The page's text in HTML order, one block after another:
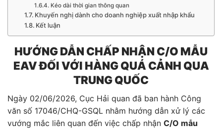
Kéo dài thời gian thông quan
Khuyến nghị dành cho doanh nghiệp xuất nhập khẩu
Kết luận
HƯỚNG DẪN CHẤP NHẬN C/O MẪU
EAV ĐỐI VỚI HÀNG QUÁ CẢNH QUA
TRUNG QUỐC
Ngày 02/06/2026, Cục Hải quan đã ban hành Công
văn số 17046/CHQ-GSQL nhằm hướng dẫn xử lý các
vướng mắc liên quan đến việc chấp nhận C/O mẫu